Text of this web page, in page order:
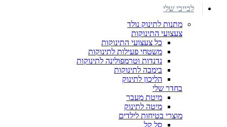
לבייבי שלי
מתנות לתינוק נולד
צעצועי התינוקות
כל צעצועי התינוקות
משטחי פעילות לתינוקות
נדנדות וטרמפולינה לתינוקות
בימבה לתינוקות
הליכון לתינוק
בחדר שלי
מיטת מעבר
מיטה לתינוק
מוצרי בטיחות לילדים
סל קל